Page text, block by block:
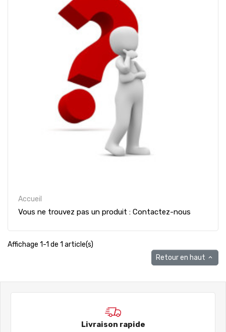
Accueil
Vous ne trouvez pas un produit : Contactez-nous
Affichage 1-1 de 1 article(s)
Retour en haut 
Livraison rapide